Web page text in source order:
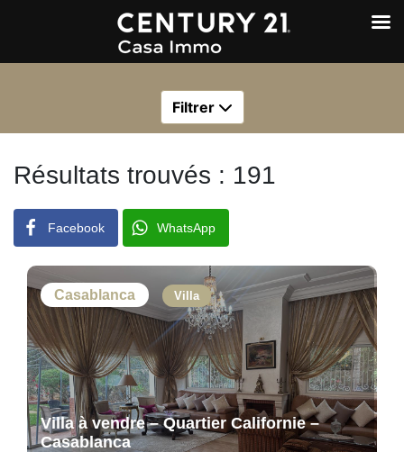
Filtrer
Résultats trouvés : 191
Facebook WhatsApp
Casablanca Villa
Villa à vendre – Quartier Californie –
Casablanca